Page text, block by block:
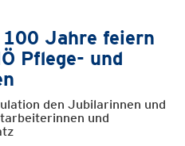
Jahre feiern
Pflege- und
den Jubilarinnen und
und